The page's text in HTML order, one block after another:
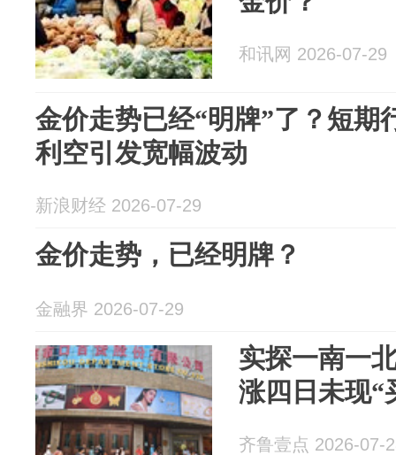
和讯网 2026-07-29
金价走势已经“明牌”了？短期
利空引发宽幅波动
新浪财经 2026-07-29
金价走势，已经明牌？
金融界 2026-07-29
实探一南一
涨四日未现“
齐鲁壹点 2026-07-